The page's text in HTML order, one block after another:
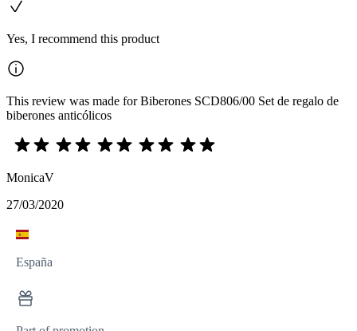
Yes, I recommend this product
This review was made for Biberones SCD806/00 Set de regalo de
biberones anticólicos
MonicaV
27/03/2020
España